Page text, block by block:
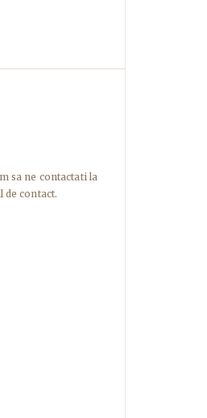
sa ne contactati la
de contact.